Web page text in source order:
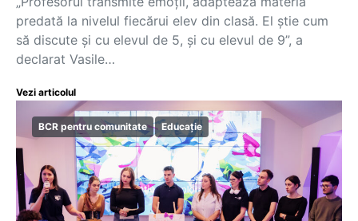
predată la nivelul fiecărui elev din clasă. El știe cum
să discute și cu elevul de 5, și cu elevul de 9”, a
declarat Vasile…
Vezi articolul
BCR pentru comunitate Educație